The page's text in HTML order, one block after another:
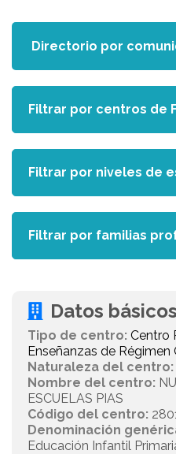
Datos básicos
Tipo de centro: Centro
Enseñanzas de Régimen
Naturaleza del centro:
Nombre del centro:
ESCUELAS PIAS
Código del centro:
Denominación
Educación Infantil
Filtrar por centros de
Filtrar por niveles de
Filtrar por familias